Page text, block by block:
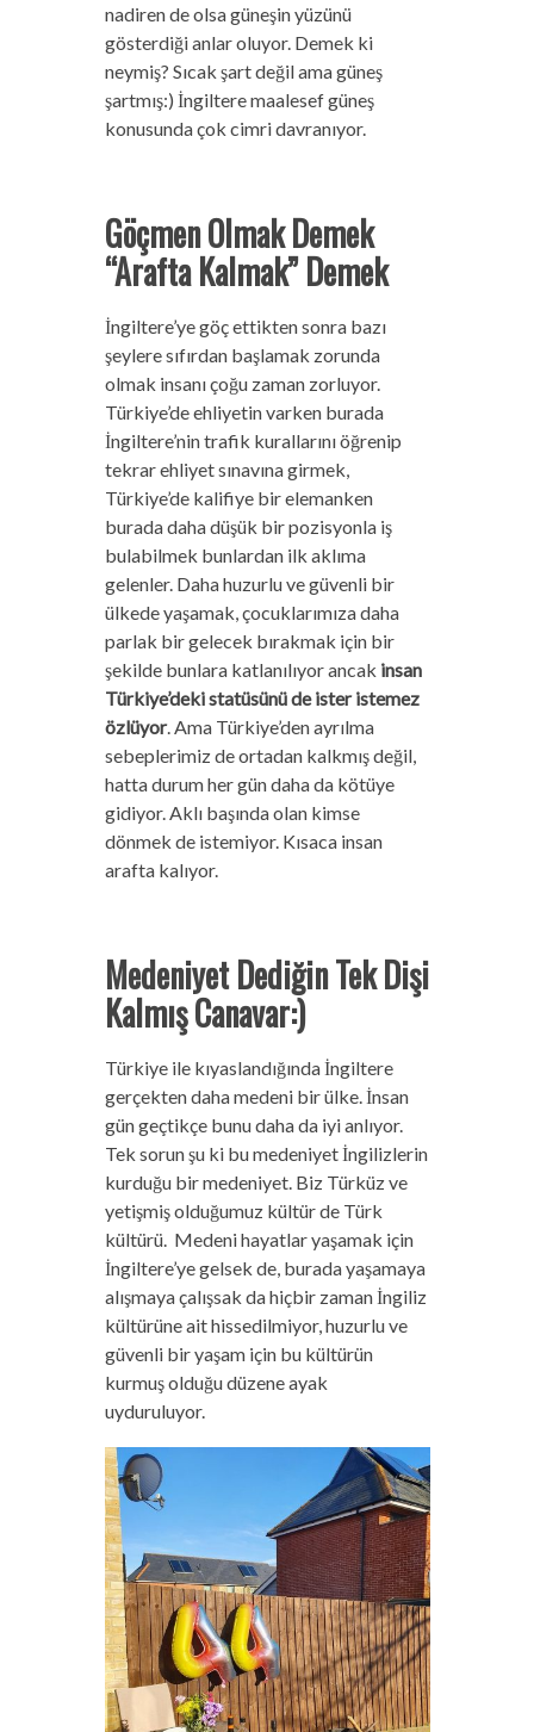
nadiren de olsa güneşin yüzünü
gösterdiği anlar oluyor. Demek ki
neymiş? Sıcak şart değil ama güneş
şartmış:) İngiltere maalesef güneş
konusunda çok cimri davranıyor.
Göçmen Olmak Demek
“Arafta Kalmak” Demek
İngiltere’ye göç ettikten sonra bazı
şeylere sıfırdan başlamak zorunda
olmak insanı çoğu zaman zorluyor.
Türkiye’de ehliyetin varken burada
İngiltere’nin trafik kurallarını öğrenip
tekrar ehliyet sınavına girmek,
Türkiye’de kalifiye bir elemanken
burada daha düşük bir pozisyonla iş
bulabilmek bunlardan ilk aklıma
gelenler. Daha huzurlu ve güvenli bir
ülkede yaşamak, çocuklarımıza daha
parlak bir gelecek bırakmak için bir
şekilde bunlara katlanılıyor ancak insan
Türkiye’deki statüsünü de ister istemez
özlüyor. Ama Türkiye’den ayrılma
sebeplerimiz de ortadan kalkmış değil,
hatta durum her gün daha da kötüye
gidiyor. Aklı başında olan kimse
dönmek de istemiyor. Kısaca insan
arafta kalıyor.
Medeniyet Dediğin Tek Dişi
Kalmış Canavar:)
Türkiye ile kıyaslandığında İngiltere
gerçekten daha medeni bir ülke. İnsan
gün geçtikçe bunu daha da iyi anlıyor.
Tek sorun şu ki bu medeniyet İngilizlerin
kurduğu bir medeniyet. Biz Türküz ve
yetişmiş olduğumuz kültür de Türk
kültürü. Medeni hayatlar yaşamak için
İngiltere’ye gelsek de, burada yaşamaya
alışmaya çalışsak da hiçbir zaman İngiliz
kültürüne ait hissedilmiyor, huzurlu ve
güvenli bir yaşam için bu kültürün
kurmuş olduğu düzene ayak
uyduruluyor.